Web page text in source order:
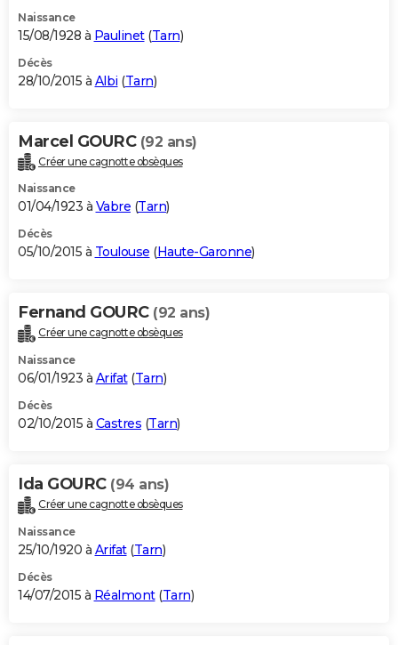
Naissance
15/08/1928 à Paulinet(Tarn)
Décès
28/10/2015 à Albi (Tarn)
Marcel GOURC (92 ans)
Créer une cagnotte obsèques
Naissance
01/04/1923 à Vabre (Tarn)
Décès
05/10/2015 à Toulouse (Haute-Garonne)
Fernand GOURC (92 ans)
Créer une cagnotte obsèques
Naissance
06/01/1923 à Arifat(Tarn)
Décès
02/10/2015 à Castres (Tarn)
Ida GOURC (94 ans)
Créer une cagnotte obsèques
Naissance
25/10/1920 à Arifat(Tarn)
Décès
14/07/2015 à Réalmont(Tarn)